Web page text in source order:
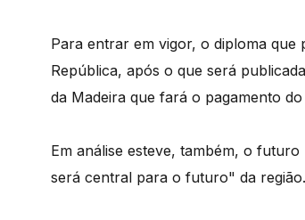
Para entrar em vigor, o diploma
República, após o que será
da Madeira que fará o pagamento
Em análise esteve, também, o
será central para o futuro" da região.